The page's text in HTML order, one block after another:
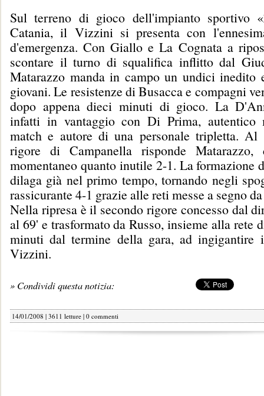
Sul terreno di gioco dell'impianto sportivo
Catania, il Vizzini si presenta con
d'emergenza. Con Giallo e La Cognata a
scontare il turno di squalifica inflitto dal
Matarazzo manda in campo un undici
giovani. Le resistenze di Busacca e compagni
dopo appena dieci minuti di gioco. La
infatti in vantaggio con Di Prima, autentico
match e autore di una personale tripletta. Al
rigore di Campanella risponde
momentaneo quanto inutile 2-1. La formazione
dilaga già nel primo tempo, tornando negli
rassicurante 4-1 grazie alle reti messe a segno
Nella ripresa è il secondo rigore concesso dal
al 69' e trasformato da Russo, insieme alla rete
minuti dal termine della gara, ad ingigantire
Vizzini.
» Condividi questa notizia:
14/01/2008 | 3611 letture | 0 commenti